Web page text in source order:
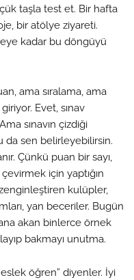
taşla test et. Bir hafta
bir atölye ziyareti.
kadar bu döngüyü
ama sıralama, ama
Evet, sınav
sınavın çizdiği
da sen belirleyebilirsin.
Çünkü puan bir sayı,
için yaptığın
kulüpler,
yan beceriler. Bugün
akan binlerce örnek
bakmayı unutma.
öğren” diyenler. İyi